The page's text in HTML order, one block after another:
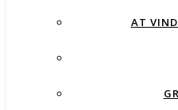
AT